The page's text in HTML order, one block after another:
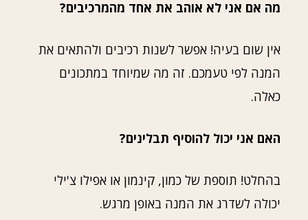
מה אם אני לא אוהב את אחד מהמרכיבים?
אין שום בעיה! אפשר לשנות רכיבים ולהתאים את
המנה לפי טעמכם. זה מה שמיוחד במתכונים
כאלה.
האם אני יכול להוסיף תבלינים?
בהחלט! תוספת של כמון, קינמון או אפילו צ'ילי
יכולה לשדרג את המנה באופן מרגש.